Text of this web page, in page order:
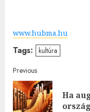
www.hubma.hu
Tags: kultúra
Post
navigation
Previous
Ha